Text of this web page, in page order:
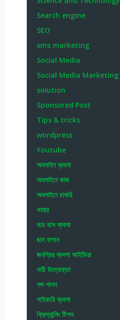
Search engine
SEO
sms marketing
Social Media
Social Media Marketing
solution
Sponsored Post
Tips & tricks
wordpress
Youtube
অনলাইন ব্যবসা
অনলাইনে কাজ
অনলাইনে চাকরি
খামার
ঘরে বসে ব্যবসা
ছাদ বাগান
জনপ্রিয় ব্যবসা আইডিয়া
নারী উদ্যোক্তা
পশু পালন
পাইকারি ব্যবসা
ফ্রিল্যান্সিং টিপস